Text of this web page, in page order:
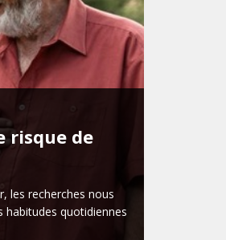
risque de
les recherches nous
habitudes quotidiennes